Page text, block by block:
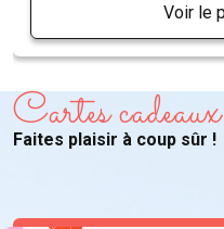
Voir le
Cartes cadeaux
Faites plaisir à coup sûr !